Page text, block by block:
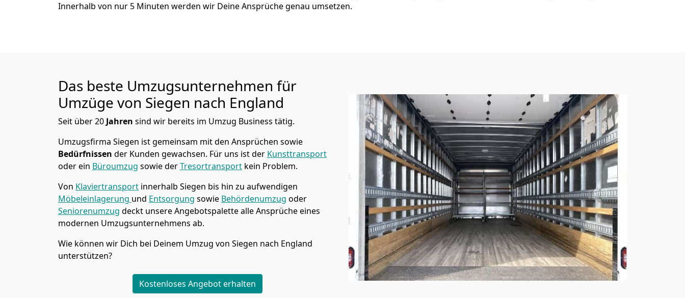
Innerhalb von nur 5 Minuten werden wir Deine Ansprüche genau umsetzen.
Das beste Umzugsunternehmen für
Umzüge von Siegen nach England
Seit über20 Jahren sind wir bereits im Umzug Business tätig.
Umzugsfirma Siegen ist gemeinsam mit den Ansprüchen sowie
Bedürfnissen der Kunden gewachsen. Für uns ist der Kunsttransport
oder ein Büroumzug sowie derTresortransport kein Problem.
Von Klaviertransport innerhalb Siegen bis hin zu aufwendigen
Möbeleinlagerung und Entsorgung sowie Behördenumzug oder
Seniorenumzug deckt unsere Angebotspalette alle Ansprüche eines
modernen Umzugsunternehmens ab.
Wie können wir Dich bei Deinem Umzug von Siegen nach England
unterstützen?
Kostenloses Angebot erhalten